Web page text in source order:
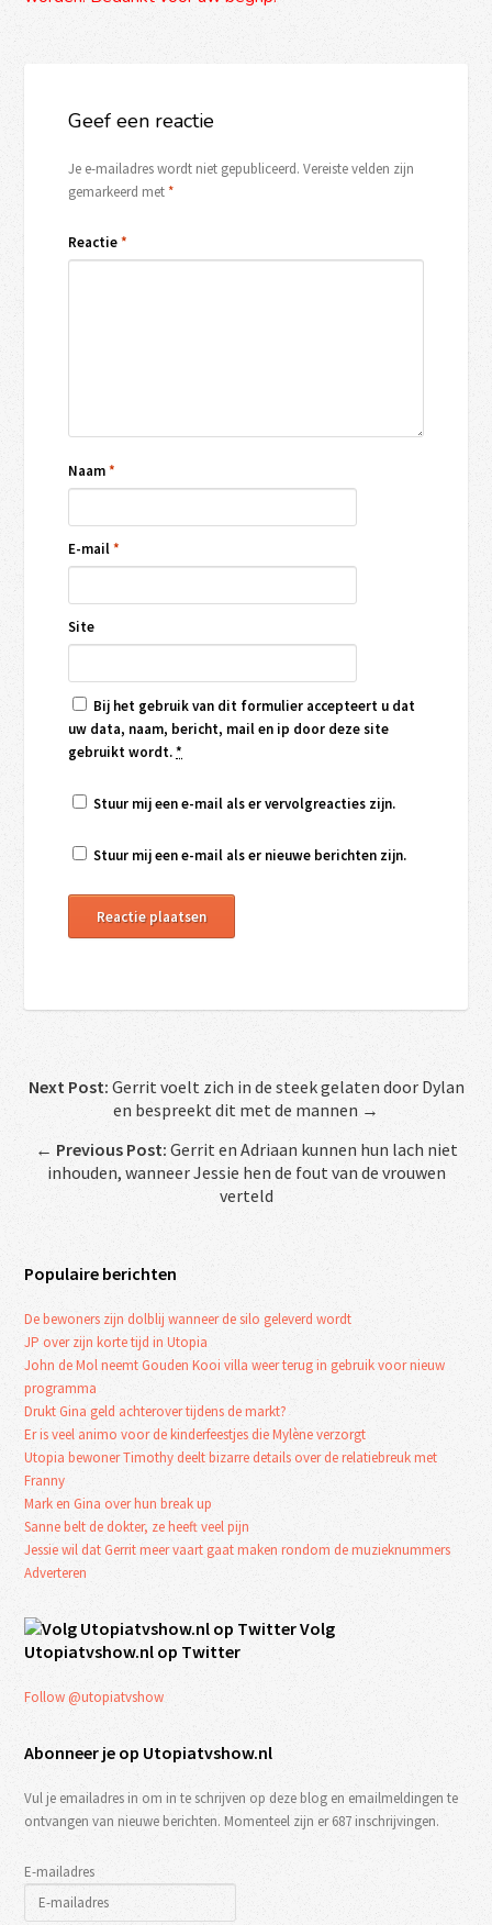
Geef een reactie
Je e-mailadres wordt niet gepubliceerd. Vereiste velden zijn
gemarkeerd met*
Reactie*
Naam*
E-mail*
Site
Bij het gebruik van dit formulier accepteert u dat
uw data, naam, bericht, mail en ip door deze site
gebruikt wordt.*
Stuur mij een e-mail als er vervolgreacties zijn.
Stuur mij een e-mail als er nieuwe berichten zijn.
Next Post: Gerrit voelt zich in de steek gelaten door Dylan
en bespreekt dit met de mannen →
← Previous Post: Gerrit en Adriaan kunnen hun lach niet
inhouden, wanneer Jessie hen de fout van de vrouwen
verteld
Populaire berichten
De bewoners zijn dolblij wanneer de silo geleverd wordt
JP over zijn korte tijd in Utopia
John de Mol neemt Gouden Kooi villa weer terug in gebruik voor nieuw
programma
Drukt Gina geld achterover tijdens de markt?
Er is veel animo voor de kinderfeestjes die Mylène verzorgt
Utopia bewoner Timothy deelt bizarre details over de relatiebreuk met
Franny
Mark en Gina over hun break up
Sanne belt de dokter, ze heeft veel pijn
Jessie wil dat Gerrit meer vaart gaat maken rondom de muzieknummers
Adverteren
Volg
Utopiatvshow.nl op Twitter
Follow @utopiatvshow
Abonneer je op Utopiatvshow.nl
Vul je emailadres in om in te schrijven op deze blog en emailmeldingen te
ontvangen van nieuwe berichten. Momenteel zijn er 687 inschrijvingen.
E-mailadres